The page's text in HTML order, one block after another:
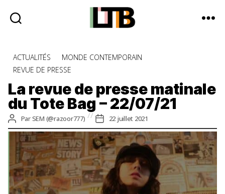
Bag
Média
d'information
quotidienne
Catégories
ACTUALITÉS
MONDE CONTEMPORAIN
REVUE DE PRESSE
La revue de presse matinale
du Tote Bag – 22/07/21
Auteur
de
l’article
ParSEM (@razoor777)
Date
de
l’article
22 juillet 2021